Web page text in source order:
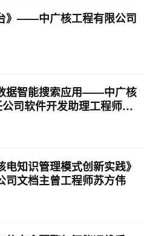
》——中广核工程有限公司
据智能搜索应用——中广核
司软件开发助理工程师廖
电知识管理模式创新实践》
文档主曾工程师苏方伟